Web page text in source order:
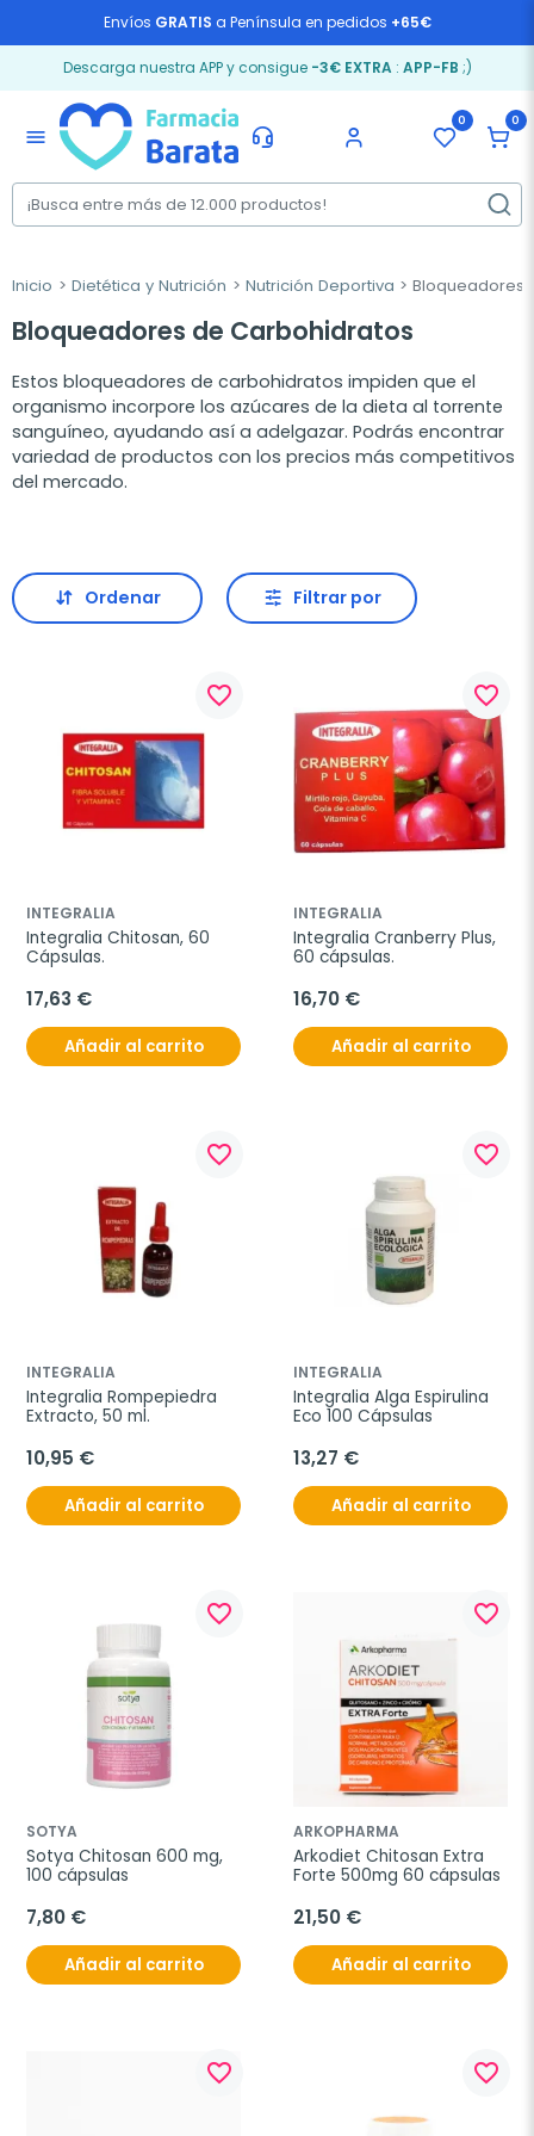
Envíos GRATIS a Península en pedidos +65€
Descarga nuestra APP y consigue -3€ EXTRA: APP-FB ;)
menu
0 0
Inicio Dietética y Nutrición Nutrición Deportiva Bloqueadores
Bloqueadores de Carbohidratos
Estos bloqueadores de carbohidratos impiden que el
organismo incorpore los azúcares de la dieta al torrente
sanguíneo, ayudando así a adelgazar. Podrás encontrar
variedad de productos con los precios más competitivos
del mercado.
Ordenar Filtrar por
favorite_border
INTEGRALIA
Integralia Chitosan, 60
Cápsulas.
17,63 €
Añadir al carrito
favorite_border
INTEGRALIA
Integralia Cranberry Plus,
60 cápsulas.
16,70 €
Añadir al carrito
favorite_border
INTEGRALIA
Integralia Rompepiedra
Extracto, 50 ml.
10,95 €
Añadir al carrito
favorite_border
INTEGRALIA
Integralia Alga Espirulina
Eco 100 Cápsulas
13,27 €
Añadir al carrito
favorite_border
SOTYA
Sotya Chitosan 600 mg,
100 cápsulas
7,80 €
Añadir al carrito
favorite_border
ARKOPHARMA
Arkodiet Chitosan Extra
Forte 500mg 60 cápsulas
21,50 €
Añadir al carrito
favorite_border favorite_border